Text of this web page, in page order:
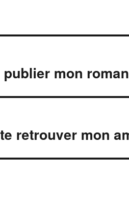
mon roman
retrouver mon